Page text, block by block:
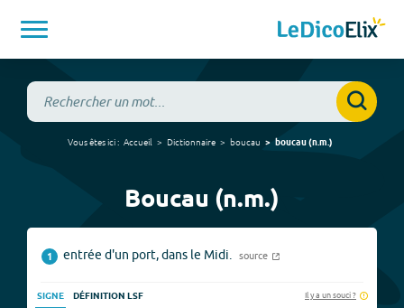
Vous êtes ici : Accueil Dictionnaire boucau boucau(n.m.)
Boucau (n.m.)
1 entrée d'un port, dans le Midi. source
SIGNE DÉFINITION LSF Il y a un souci ?